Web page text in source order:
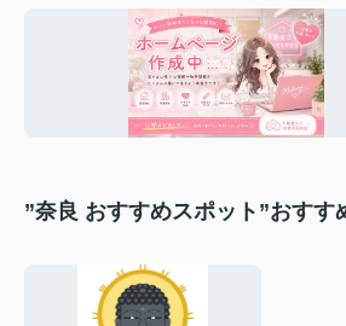
”奈良 おすすめスポット”おすす